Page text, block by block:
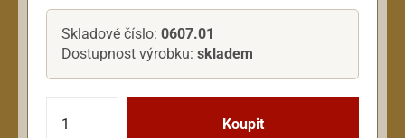
Skladové číslo: 0607.01
Dostupnost výrobku: skladem